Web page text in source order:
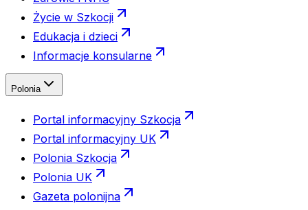
Życie w Szkocji
Edukacja i dzieci
Informacje konsularne
Polonia
Portal informacyjny Szkocja
Portal informacyjny UK
Polonia Szkocja
Polonia UK
Gazeta polonijna